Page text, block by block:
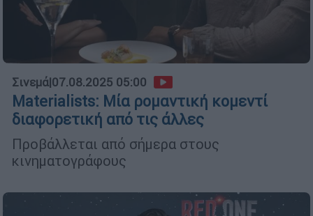
Σινεμά|07.08.2025 05:00
Materialists: Μία ρομαντική κομεντί
διαφορετική από τις άλλες
Προβάλλεται από σήμερα στους
κινηματογράφους